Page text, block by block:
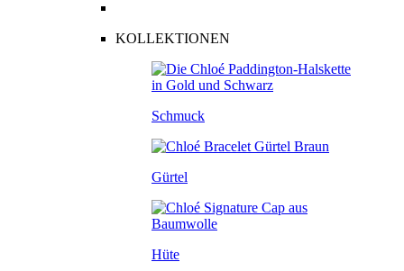
KOLLEKTIONEN
Schmuck
Gürtel
Hüte